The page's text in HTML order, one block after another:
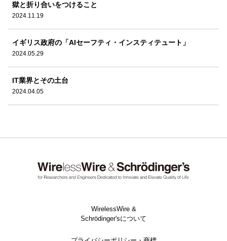
獄と折り合いをつけること
2024.11.19
イギリス政府の「AIセーフティ・インスティテュート」
2024.05.29
IT業界とその土台
2024.04.05
WirelessWire &
Schrödinger'sについて